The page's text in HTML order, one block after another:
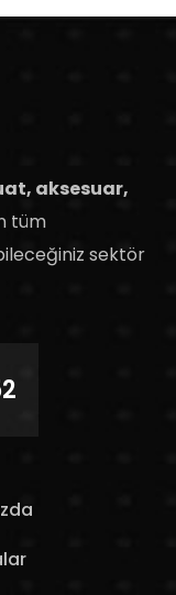
aksesuar,
tüm
sektör